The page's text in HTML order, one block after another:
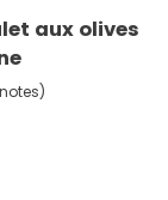
aux olives